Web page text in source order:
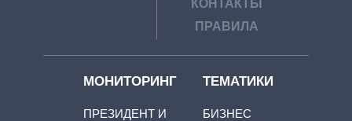
КОНТАКТЫ
ПРАВИЛА
МОНИТОРИНГ
ПРЕЗИДЕНТ И
ТЕМАТИКИ
БИЗНЕС